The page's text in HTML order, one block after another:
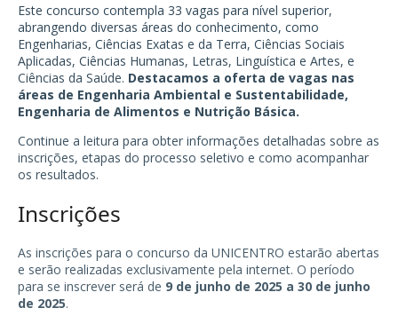
Este concurso contempla 33 vagas para nível superior,
abrangendo diversas áreas do conhecimento, como
Engenharias, Ciências Exatas e da Terra, Ciências Sociais
Aplicadas, Ciências Humanas, Letras, Linguística e Artes, e
Ciências da Saúde. Destacamos a oferta de vagas nas
áreas de Engenharia Ambiental e Sustentabilidade,
Engenharia de Alimentos e Nutrição Básica.
Continue a leitura para obter informações detalhadas sobre as
inscrições, etapas do processo seletivo e como acompanhar
os resultados.
Inscrições
As inscrições para o concurso da UNICENTRO estarão abertas
e serão realizadas exclusivamente pela internet. O período
para se inscrever será de 9 de junho de 2025 a 30 de junho
de 2025.